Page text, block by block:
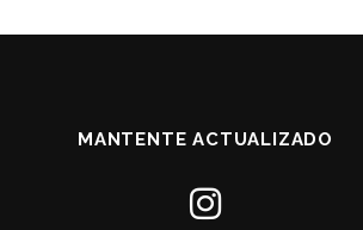
MANTENTE ACTUALIZADO